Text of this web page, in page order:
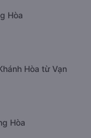
Hòa
Hòa từ Vạn
Hòa